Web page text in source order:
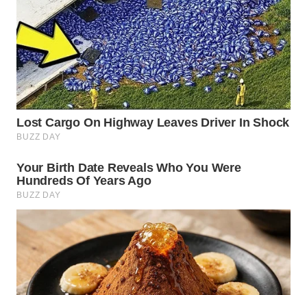
WN
PAKPAK
WN
KARAWANG
WN
WN
BOGOR
WN
DEPOK